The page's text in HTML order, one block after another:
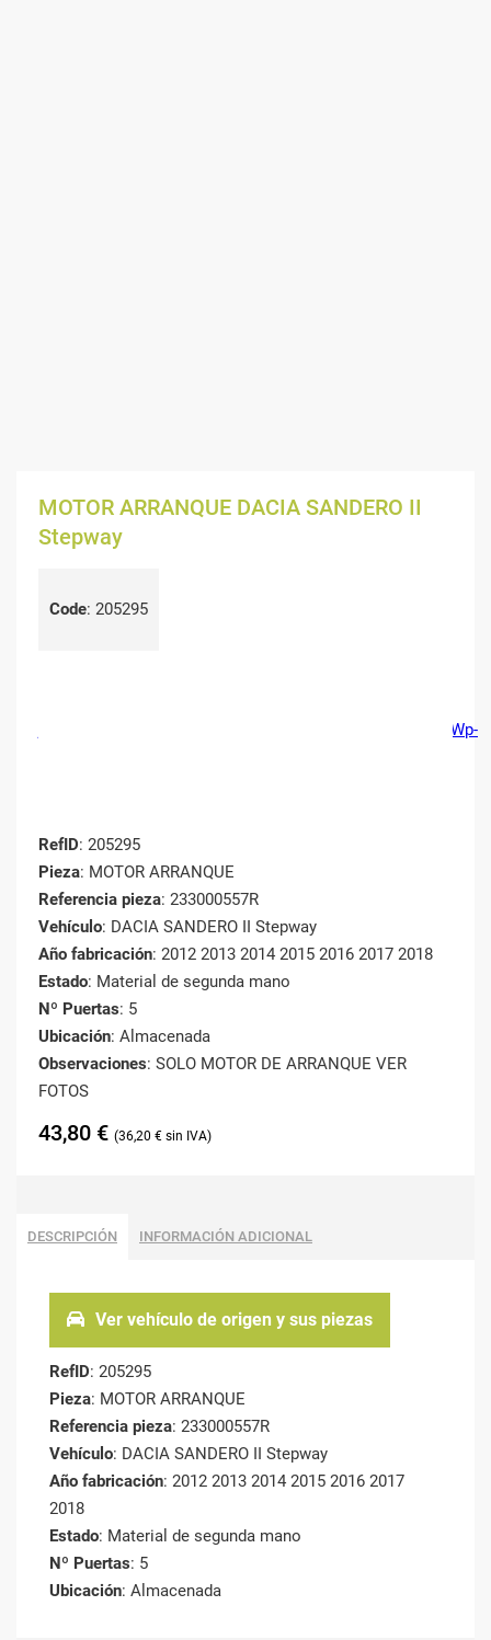
MOTOR ARRANQUE DACIA SANDERO II
Stepway
Code: 205295
RefID: 205295
Pieza: MOTOR ARRANQUE
Referencia pieza: 233000557R
Vehículo: DACIA SANDERO II Stepway
Año fabricación: 2012 2013 2014 2015 2016 2017 2018
Estado: Material de segunda mano
Nº Puertas: 5
Ubicación: Almacenada
Observaciones: SOLO MOTOR DE ARRANQUE VER
FOTOS
43,80 € 36,20 €
DESCRIPCIÓN INFORMACIÓN ADICIONAL
Ver vehículo de origen y sus piezas
RefID: 205295
Pieza: MOTOR ARRANQUE
Referencia pieza: 233000557R
Vehículo: DACIA SANDERO II Stepway
Año fabricación: 2012 2013 2014 2015 2016 2017
2018
Estado: Material de segunda mano
Nº Puertas: 5
Ubicación: Almacenada